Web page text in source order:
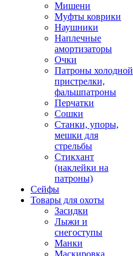
Мишени
Муфты коврики
Наушники
Наплечные
амортизаторы
Очки
Патроны холодной
пристрелки,
фальшпатроны
Перчатки
Сошки
Станки, упоры,
мешки для
стрельбы
Стикхант
(наклейки на
патроны)
Сейфы
Товары для охоты
Засидки
Лыжи и
снегоступы
Манки
Маскировка